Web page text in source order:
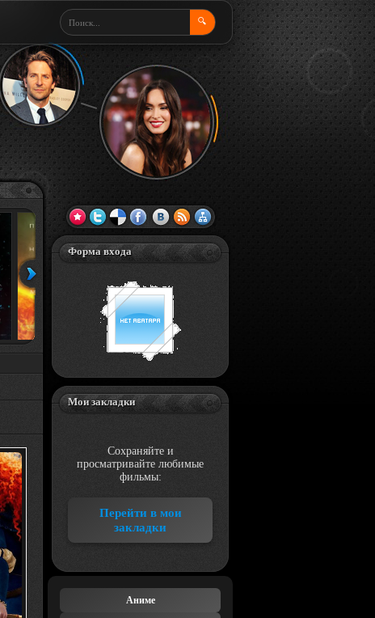
🔍
Форма входа
Мои закладки
Сохраняйте и
просматривайте любимые
фильмы:
Перейти в мои
закладки
Аниме